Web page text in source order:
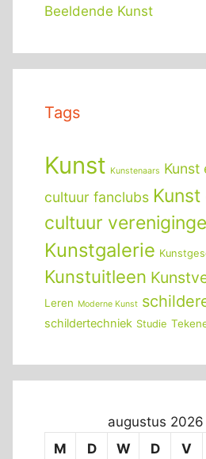
Beeldende Kunst
Tags
Kunst Kunstenaars Kunst
cultuur fanclubs Kunst
cultuur
Kunstgalerie
Kunstuitleen
Leren Moderne Kunst
schildertechniek Studie
augustus 2026
M
D W D V